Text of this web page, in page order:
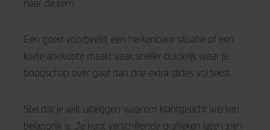
Een goed voorbeeld, een herkenbare situatie of een
korte anekdote maakt vaak sneller duidelijk waar je
boodschap over gaat dan drie extra slides vol tekst.
Stel dat je wilt uitleggen waarom klantgericht werken
belangrijk is. Je kunt verschillende grafieken laten zien